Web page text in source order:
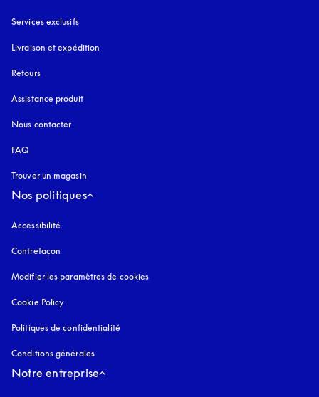
Services exclusifs
Livraison et expédition
Retours
Assistance produit
Nous contacter
FAQ
Trouver un magasin
Nos politiques
Accessibilité
Contrefaçon
Modifier les paramètres de cookies
Cookie Policy
Politiques de confidentialité
Conditions générales
Notre entreprise